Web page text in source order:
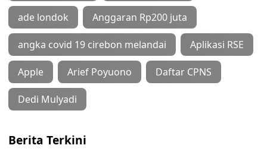
ade londok Anggaran Rp200 juta
angka covid 19 cirebon melandai Aplikasi RSE
Apple Arief Poyuono Daftar CPNS
Dedi Mulyadi
Berita Terkini